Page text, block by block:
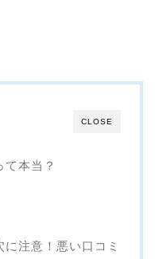
CLOSE
本当？
注意！悪い口コミ